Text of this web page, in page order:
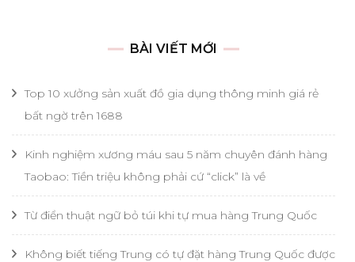
BÀI VIẾT MỚI
Top 10 xưởng sản xuất đồ gia dụng thông minh giá rẻ
bất ngờ trên 1688
Kinh nghiệm xương máu sau 5 năm chuyên đánh hàng
Taobao: Tiền triệu không phải cứ “click” là về
Từ điển thuật ngữ bỏ túi khi tự mua hàng Trung Quốc
Không biết tiếng Trung có tự đặt hàng Trung Quốc được